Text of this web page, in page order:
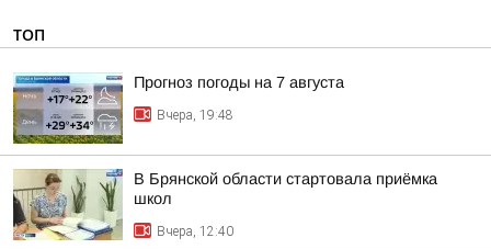
ТОП
Прогноз погоды на 7 августа
Вчера, 19:48
В Брянской области стартовала приёмка
школ
Вчера, 12:40